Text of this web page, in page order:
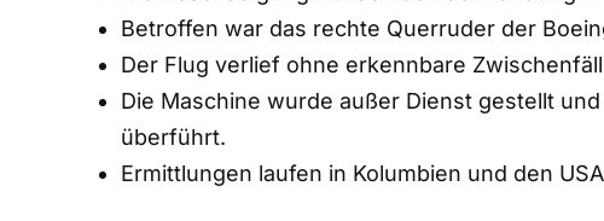
Betroffen war das rechte Querruder der
Der Flug verlief ohne erkennbare
Die Maschine wurde außer Dienst gestellt
überführt.
Ermittlungen laufen in Kolumbien und den